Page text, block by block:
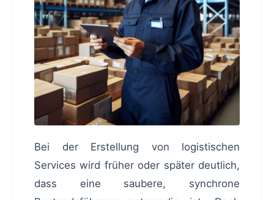
Bei der Erstellung von logistischen
Services wird früher oder später deutlich,
dass eine saubere, synchrone